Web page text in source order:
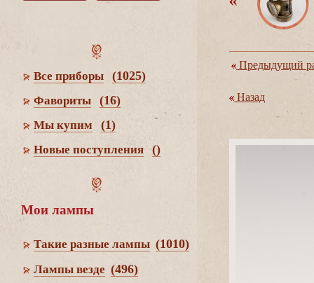
се приборы (1025)
Фавориты (16)
Мы купим (1)
Новые поступления ()
Мои лампы
Такие разные лампы (1010)
Лампы везде (496)
Предыдущий
Назад